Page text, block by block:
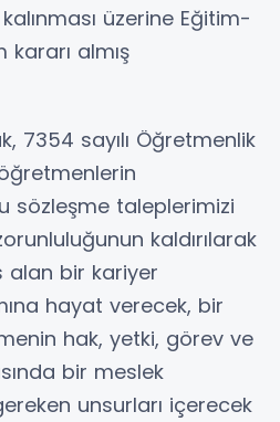
üzerine Eğitim-
almış
7354 sayılı Öğretmenlik
sözleşme taleplerimizi
kaldırılarak
alan bir kariyer
hayat verecek, bir
hak, yetki, görev ve
bir meslek
unsurları içerecek